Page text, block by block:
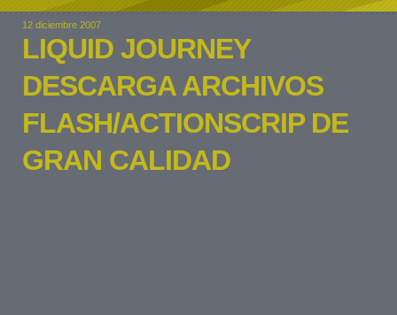
12 diciembre 2007
LIQUID JOURNEY
DESCARGA ARCHIVOS
FLASH/ACTIONSCRIP DE
GRAN CALIDAD